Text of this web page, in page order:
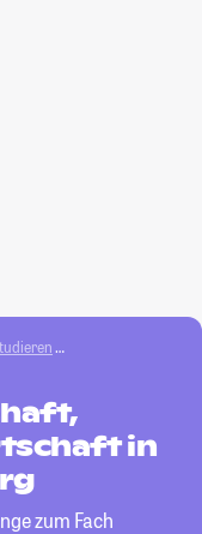
in
zum Fach